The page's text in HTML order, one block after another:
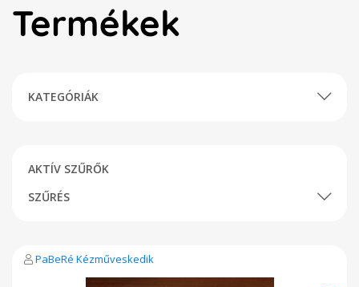
Termékek
KATEGÓRIÁK
AKTÍV SZŰRŐK
SZŰRÉS
PaBeRé Kézműveskedik